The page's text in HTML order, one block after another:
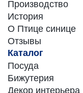
Производство
История
О Птице синице
Отзывы
Каталог
Посуда
Бижутерия
Декор интерьера